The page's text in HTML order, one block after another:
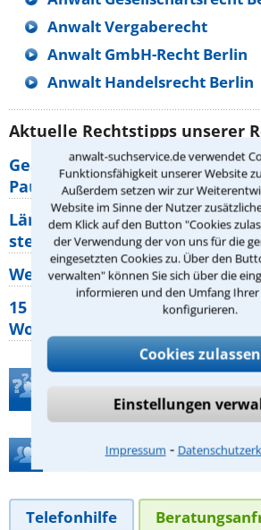
anwalt-suchservice.de verwendet
Funktionsfähigkeit unserer Website
Außerdem setzen wir zur
Website im Sinne der Nutzer
dem Klick auf den Button "Cookies
der Verwendung der von uns für die
eingesetzten Cookies zu. Über den
verwalten" können Sie sich über die
informieren und den Umfang
konfigurieren.
Cookies zulassen
Einstellungen
Impressum ⁃
Anwalt Vergaberecht
Anwalt GmbH-Recht Berlin
Anwalt Handelsrecht Berlin
Aktuelle Rechtstipps unserer
Geänderte Abflugzeiten:
Pauschalurlauber?
Lärm von den Nachbarn:
stehen mir zu?
Wer muss
15 elementare Rechte, die jeder
Wohnungseigentümer kennen
Teste Dein
Hilfe bei Ihrer
Telefonhilfe